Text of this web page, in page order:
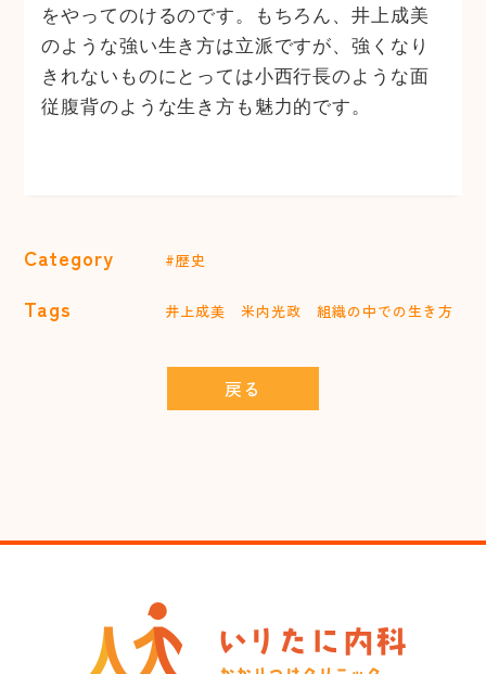
をやってのけるのです。もちろん、井上成美
のような強い生き方は立派ですが、強くなり
きれないものにとっては小西行長のような面
従腹背のような生き方も魅力的です。
Category #歴史
Tags 井上成美 米内光政 組織の中での生き方
戻る